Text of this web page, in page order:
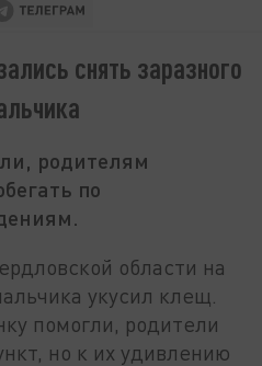
снять заразного
родителям
по
области на
укусил клещ.
помогли, родители
но к их удивлению